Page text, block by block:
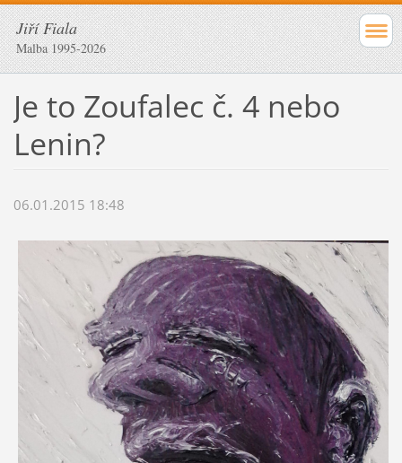
Jiří Fiala
Malba 1995-2026
Je to Zoufalec č. 4 nebo
Lenin?
06.01.2015 18:48